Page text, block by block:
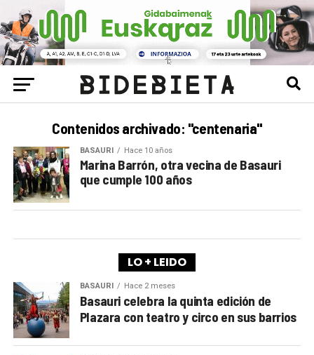
Contenidos archivado: "centenaria"
BASAURI Hace 10 años
Marina Barrón, otra vecina de Basauri
que cumple 100 años
LO + LEIDO
BASAURI Hace 2 meses
Basauri celebra la quinta edición de
Plazara con teatro y circo en sus barrios